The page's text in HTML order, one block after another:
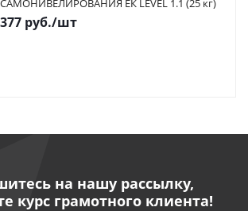
САМОНИВЕЛИРОВАНИЯ ЕК LEVEL 1.1 (25 кг)
377 руб./шт
на нашу рассылку,
курс грамотного клиента!